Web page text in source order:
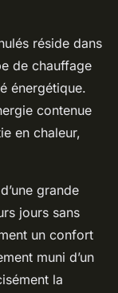
réside dans
de chauffage
énergétique.
contenue
en chaleur,
grande
jours sans
un confort
muni d’un
la